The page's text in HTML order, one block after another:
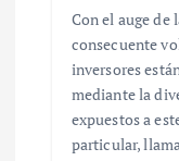
Con el auge
consecuente
inversores
mediante la
expuestos a
particular,